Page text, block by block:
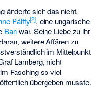
änderte sich das nicht.
Pálffy[2], eine ungarische
Banwar. Seine Liebe zu ihr
weitere Affären zu
im Mittelpunkt
Lamberg, nicht
Fasching so viel
übergeben musste.